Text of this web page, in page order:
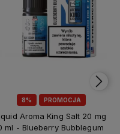
8% PROMOCJA
Aroma King Salt 20 mg
ml - Blueberry Bubblegum